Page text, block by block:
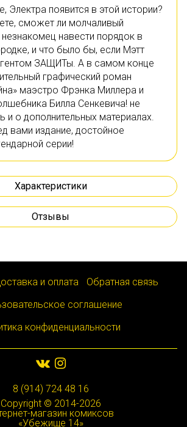
Электра появится в этой истории?
сможет ли молчаливый
навести порядок в
и что было бы, если Мэтт
ЗАЩИТы. А в самом конце
графический роман
маэстро Фрэнка Миллера и
Билла Сенкевича! не
и о дополнительных материалах.
вами издание, достойное
серии!
Характеристики
Отзывы
и оплата
Обратная связь
соглашение
конфиденциальности
8 (914) 724 48 16
Copyright © 2014-2026
магазин комиксов
«Убежище 14»